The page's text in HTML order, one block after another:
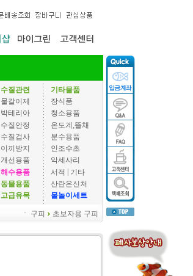
수질관련
물갈이제
박테리아
수질안정
수질검사
이끼방지
개선용품
해수용품
동물용품
고급유목
기타물품
장식품
청소용품
온도계,뜰채
분수용품
인조수초
악세사리
서적 | 기타
산란은신처
물놀이세트
ㆍ 구피 초보자용 구피